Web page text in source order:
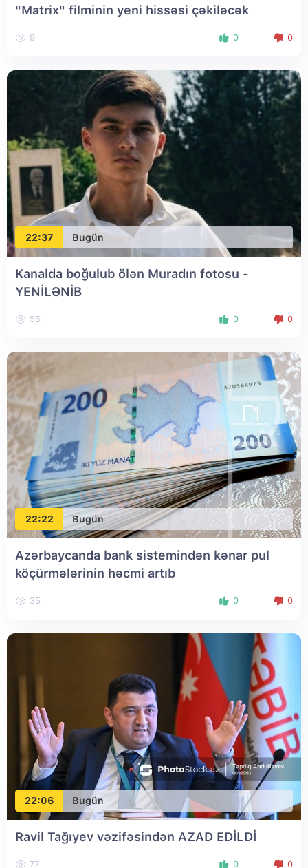
"Matrix" filminin yeni hissəsi çəkiləcək
9 0 0
22:37 Bugün
Kanalda boğulub ölən Muradın fotosu -
YENİLƏNİB
55 0 0
22:22 Bugün
Azərbaycanda bank sistemindən kənar pul
köçürmələrinin həcmi artıb
35 0 0
22:06 Bugün
Ravil Tağıyev vəzifəsindən AZAD EDİLDİ
77 0 0